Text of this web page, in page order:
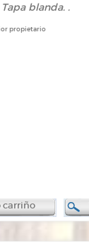
Tapa blanda. .
propietario
carriño